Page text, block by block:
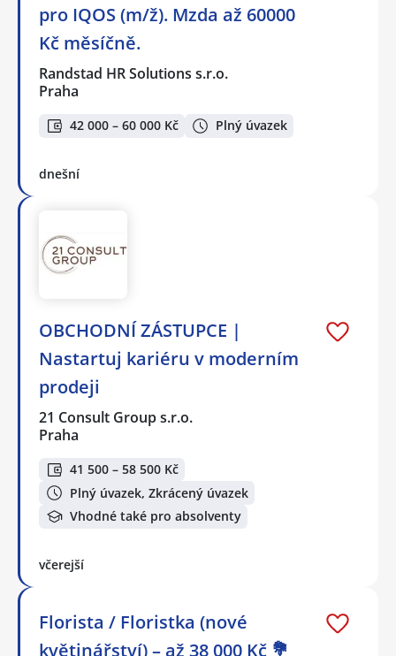
pro IQOS (m/ž). Mzda až 60000
Kč měsíčně.
Randstad HR Solutions s.r.o.
Praha
42 000 – 60 000 Kč Plný úvazek
dnešní
OBCHODNÍ ZÁSTUPCE |
Nastartuj kariéru v moderním
prodeji
21 Consult Group s.r.o.
Praha
41 500 – 58 500 Kč
Plný úvazek, Zkrácený úvazek
Vhodné také pro absolventy
včerejší
Florista / Floristka (nové
květinářství) – až 38 000 Kč 💐